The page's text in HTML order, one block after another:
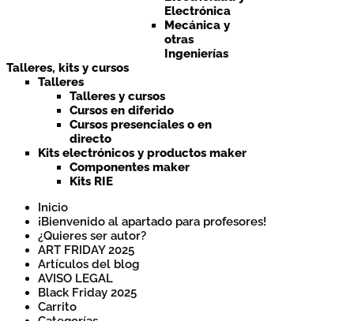
Electrónica
Mecánica y
otras
Ingenierías
Talleres, kits y cursos
Talleres
Talleres y cursos
Cursos en diferido
Cursos presenciales o en
directo
Kits electrónicos y productos maker
Componentes maker
Kits RIE
Inicio
¡Bienvenido al apartado para profesores!
¿Quieres ser autor?
ART FRIDAY 2025
Artículos del blog
AVISO LEGAL
Black Friday 2025
Carrito